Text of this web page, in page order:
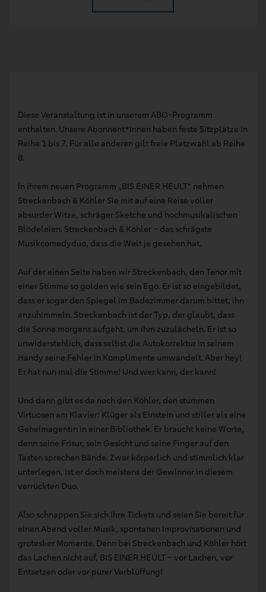
Diese Veranstaltung ist in unserem ABO-Programm
enthalten. Unsere Abonnent*Innen haben feste Sitzplätze in
Reihe 1 bis 7. Für alle anderen gilt freie Platzwahl ab Reihe
8.
In ihrem neuen Programm „BIS EINER HEULT“ nehmen
Streckenbach & Köhler Sie mit auf eine Reise voller
absurder Witze, schräger Sketche und hochmusikalischen
Blödeleien. Streckenbach & Köhler – das schrägste
Musikcomedyduo, dass die Welt je gesehen hat.
Auf der einen Seite haben wir Streckenbach, den Tenor mit
einer Stimme so golden wie sein Ego. Er ist so eingebildet,
dass er sogar den Spiegel im Badezimmer darum bittet, ihn
anzuhimmeln. Streckenbach ist der Typ, der glaubt, dass
die Sonne morgens aufgeht, um ihm zuzulächeln. Er ist so
unwiderstehlich, dass selbst die Autokorrektur in seinem
Handy seine Fehler in Komplimente umwandelt. Aber hey!
Er hat nun mal die Stimme! Und wer kann, der kann!
Und dann gibt es da noch den Köhler, den stummen
Virtuosen am Klavier: Klüger als Einstein und stiller als eine
Geheimagentin in einer Bibliothek. Er braucht keine Worte,
denn seine Frisur, sein Gesicht und seine Finger auf den
Tasten sprechen Bände. Zwar körperlich und stimmlich klar
unterlegen, ist er doch meistens der Gewinner in diesem
verrückten Duo.
Also schnappen Sie sich Ihre Tickets und seien Sie bereit für
einen Abend voller Musik, spontanen Improvisationen und
grotesker Momente. Denn bei Streckenbach und Köhler hört
das Lachen nicht auf, BIS EINER HEULT – vor Lachen, vor
Entsetzen oder vor purer Verblüffung!